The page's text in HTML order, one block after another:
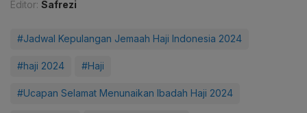
Editor: Safrezi
#Jadwal Kepulangan Jemaah Haji Indonesia 2024
#haji 2024 #Haji
#Ucapan Selamat Menunaikan Ibadah Haji 2024